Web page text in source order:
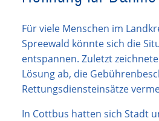
Für viele Menschen im
Spreewald könnte sich die
entspannen. Zuletzt
Lösung ab, die
Rettungsdiensteinsätze
In Cottbus hatten sich Stadt